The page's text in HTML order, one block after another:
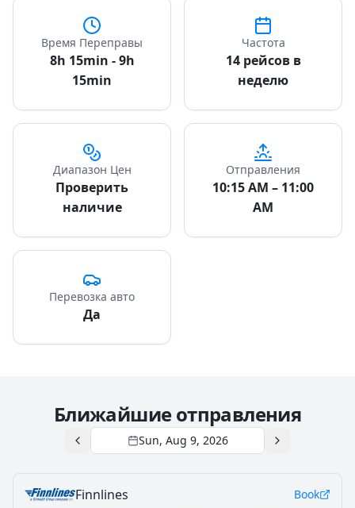
Время Переправы
8h 15min - 9h
15min
Частота
14 рейсов в
неделю
Диапазон Цен
Проверить
наличие
Отправления
10:15 AM – 11:00
AM
Перевозка авто
Да
Ближайшие отправления
Sun, Aug 9, 2026
Finnlines Book